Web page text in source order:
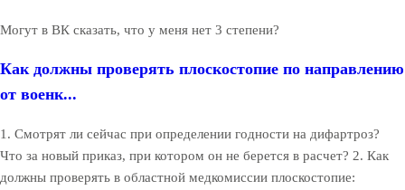
Могут в ВК сказать, что у меня нет 3 степени?
Как должны проверять плоскостопие по направлению
от военк...
1. Смотрят ли сейчас при определении годности на дифартроз?
Что за новый приказ, при котором он не берется в расчет? 2. Как
должны проверять в областной медкомиссии плоскостопие: